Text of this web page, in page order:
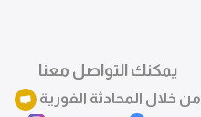
يمكنك التواصل معنا
من خلال المحادثة الفورية